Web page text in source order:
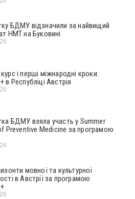
БДМУ відзначили за найвищий
НМТ на Буковині
і перші міжнародні кроки:
в Республіці Австрія
БДМУ взяла участь у Summer
Preventive Medicine за програмою
мовної та культурної
в Австрії за програмою